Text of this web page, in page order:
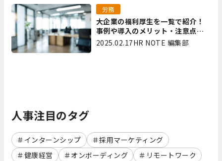
大企業の福利厚生を一覧で紹介！
事例や導入のメリット・注意点を
解説
労務
2025.02.17HR NOTE 編集部
人事注目のタグ
インターンシップ
採用マーケティング
健康経営
オンボーディング
リモートワーク